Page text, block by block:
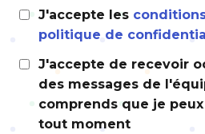
J'accepte les
politique de
J'accepte de recevoir
des messages de
comprends que je
tout moment